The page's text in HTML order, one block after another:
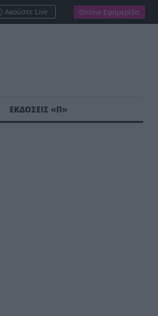
Ακούστε Live Online Εφημερίδα
ΕΚΔΟΣΕΙΣ «Π»